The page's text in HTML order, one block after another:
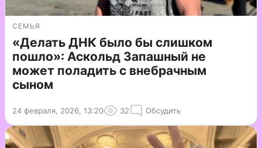
СЕМЬЯ
«Делать ДНК было бы слишком
пошло»: Аскольд Запашный не
может поладить с внебрачным
сыном
24 февраля, 2026, 13:20 32 Обсудить